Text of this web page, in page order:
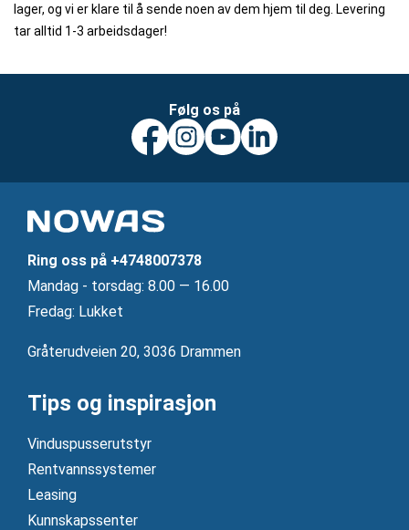
lager, og vi er klare til å sende noen av dem hjem til deg. Levering
tar alltid 1-3 arbeidsdager!
Følg os på
Ring oss på +4748007378
Mandag ‐ torsdag: 8.00 — 16.00
Fredag: Lukket
Gråterudveien 20, 3036 Drammen
Tips og inspirasjon
Vinduspusserutstyr
Rentvannssystemer
Leasing
Kunnskapssenter